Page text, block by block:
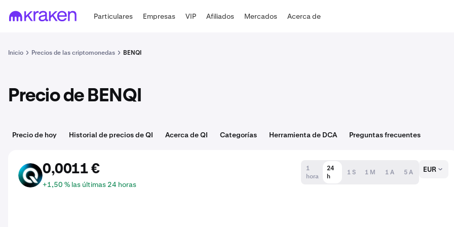
Particulares Empresas VIP Afiliados Mercados Acerca de
Inicio Precios de las criptomonedas BENQI
Precio de BENQI
Precio de hoy Historial de precios de QI Acerca de QI Categorías Herramienta de DCA Preguntas frecuentes
QI 0,0011 €
+1,50 % las últimas 24 horas
1
hora
24
h
1 S 1 M 1 A 5 A EUR